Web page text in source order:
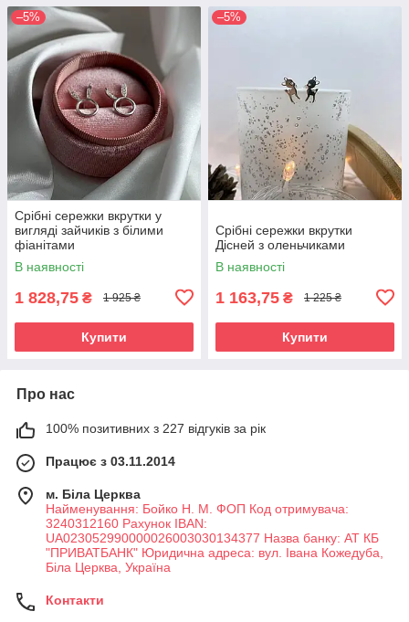
–5%
Срібні сережки вкрутки у
вигляді зайчиків з білими
фіанітами
В наявності
1 828,75 ₴ 1 925 ₴
Купити
–5%
Срібні сережки вкрутки
Дісней з оленьчиками
В наявності
1 163,75 ₴ 1 225 ₴
Купити
Про нас
100% позитивних з 227 відгуків за рік
Працює з 03.11.2014
м. Біла Церква
Найменування: Бойко Н. М. ФОП Код отримувача:
3240312160 Рахунок IBAN:
UA023052990000026003030134377 Назва банку: АТ КБ
"ПРИВАТБАНК" Юридична адреса: вул. Івана Кожедуба,
Біла Церква, Україна
Контакти